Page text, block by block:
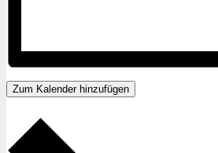
Zum Kalender hinzufügen